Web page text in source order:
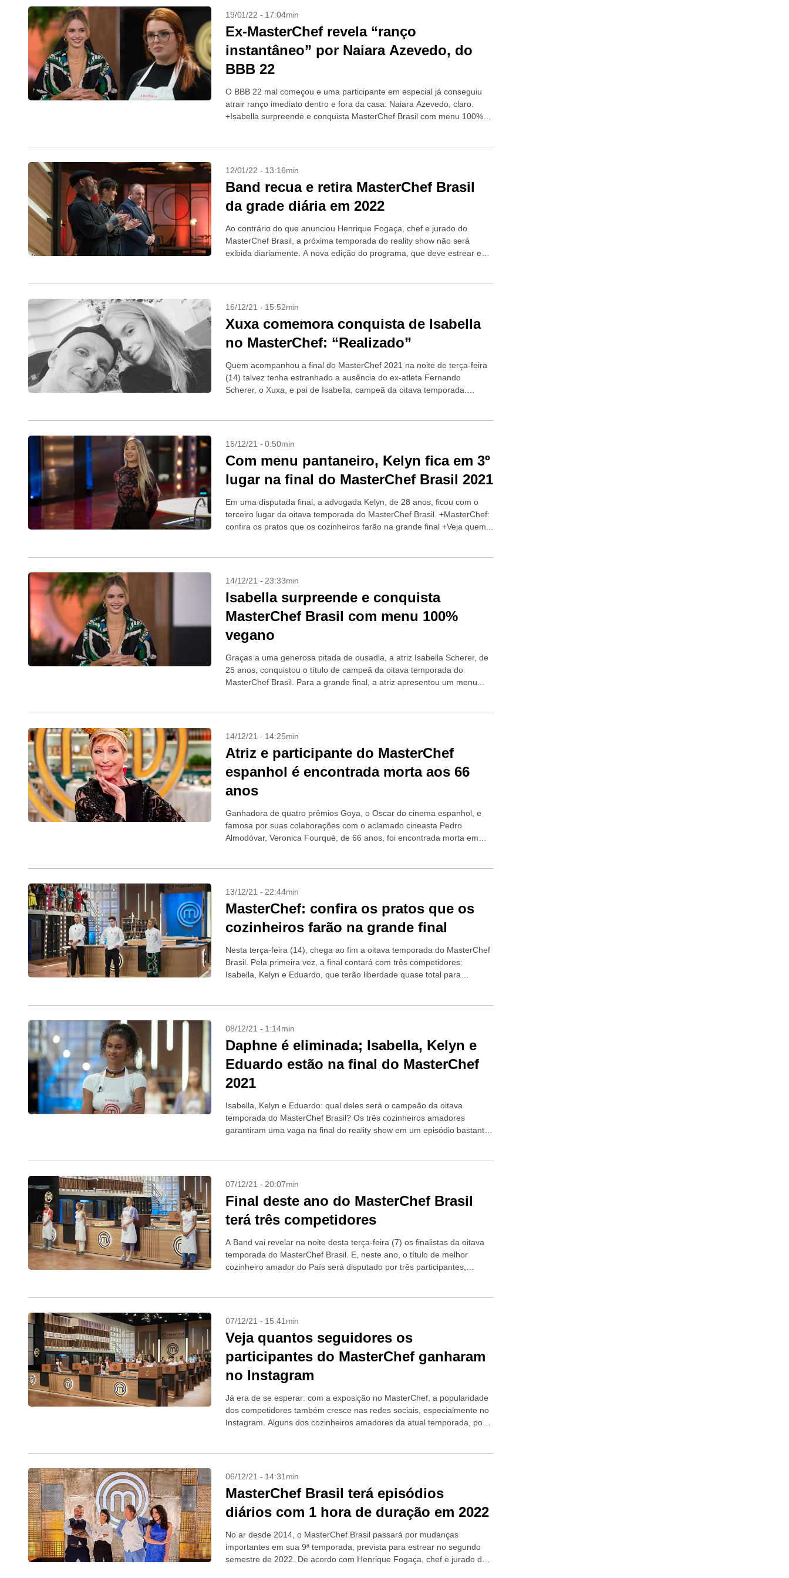
19/01/22 - 17:04min
Ex-MasterChef revela “ranço
instantâneo” por Naiara Azevedo, do
BBB 22
O BBB 22 mal começou e uma participante em especial já conseguiu
atrair ranço imediato dentro e fora da casa: Naiara Azevedo, claro.
+Isabella surpreende e conquista MasterChef Brasil com menu 100%
12/01/22 - 13:16min
Band recua e retira MasterChef Brasil
da grade diária em 2022
Ao contrário do que anunciou Henrique Fogaça, chef e jurado do
MasterChef Brasil, a próxima temporada do reality show não será
exibida diariamente. A nova edição do programa, que deve estrear em
16/12/21 - 15:52min
Xuxa comemora conquista de Isabella
no MasterChef: “Realizado”
Quem acompanhou a final do MasterChef 2021 na noite de terça-feira
(14) talvez tenha estranhado a ausência do ex-atleta Fernando
Scherer, o Xuxa, e pai de Isabella, campeã da oitava temporada.
15/12/21 - 0:50min
Com menu pantaneiro, Kelyn fica em 3º
lugar na final do MasterChef Brasil 2021
Em uma disputada final, a advogada Kelyn, de 28 anos, ficou com o
terceiro lugar da oitava temporada do MasterChef Brasil. +MasterChef:
confira os pratos que os cozinheiros farão na grande final +Veja quem...
14/12/21 - 23:33min
Isabella surpreende e conquista
MasterChef Brasil com menu 100%
vegano
Graças a uma generosa pitada de ousadia, a atriz Isabella Scherer, de
25 anos, conquistou o título de campeã da oitava temporada do
MasterChef Brasil. Para a grande final, a atriz apresentou um menu...
14/12/21 - 14:25min
Atriz e participante do MasterChef
espanhol é encontrada morta aos 66
anos
Ganhadora de quatro prêmios Goya, o Oscar do cinema espanhol, e
famosa por suas colaborações com o aclamado cineasta Pedro
Almodóvar, Veronica Fourqué, de 66 anos, foi encontrada morta em
13/12/21 - 22:44min
MasterChef: confira os pratos que os
cozinheiros farão na grande final
Nesta terça-feira (14), chega ao fim a oitava temporada do MasterChef
Brasil. Pela primeira vez, a final contará com três competidores:
Isabella, Kelyn e Eduardo, que terão liberdade quase total para
08/12/21 - 1:14min
Daphne é eliminada; Isabella, Kelyn e
Eduardo estão na final do MasterChef
2021
Isabella, Kelyn e Eduardo: qual deles será o campeão da oitava
temporada do MasterChef Brasil? Os três cozinheiros amadores
garantiram uma vaga na final do reality show em um episódio bastante
07/12/21 - 20:07min
Final deste ano do MasterChef Brasil
terá três competidores
A Band vai revelar na noite desta terça-feira (7) os finalistas da oitava
temporada do MasterChef Brasil. E, neste ano, o título de melhor
cozinheiro amador do País será disputado por três participantes,
07/12/21 - 15:41min
Veja quantos seguidores os
participantes do MasterChef ganharam
no Instagram
Já era de se esperar: com a exposição no MasterChef, a popularidade
dos competidores também cresce nas redes sociais, especialmente no
Instagram. Alguns dos cozinheiros amadores da atual temporada, por
06/12/21 - 14:31min
MasterChef Brasil terá episódios
diários com 1 hora de duração em 2022
No ar desde 2014, o MasterChef Brasil passará por mudanças
importantes em sua 9ª temporada, prevista para estrear no segundo
semestre de 2022. De acordo com Henrique Fogaça, chef e jurado da